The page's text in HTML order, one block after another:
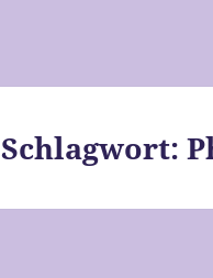
Schlagwort: